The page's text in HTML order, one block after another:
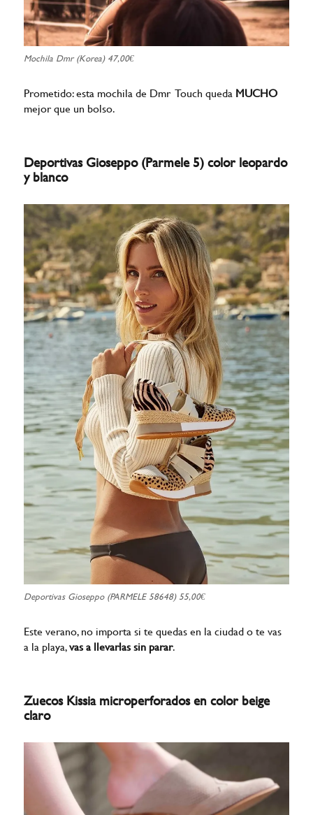
Mochila Dmr (Korea) 47,00€
Prometido: esta mochila de Dmr Touch queda MUCHO
mejor que un bolso.
Deportivas Gioseppo (Parmele 5) color leopardo
y blanco
Deportivas Gioseppo (PARMELE 58648) 55,00€
Este verano, no importa si te quedas en la ciudad o te vas
a la playa,vas a llevarlas sin parar.
Zuecos Kissia microperforados en color beige
claro